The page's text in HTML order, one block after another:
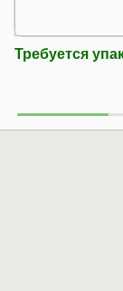
Требуется